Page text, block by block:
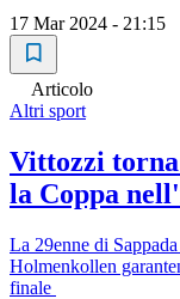
17 Mar 2024 - 21:15
Articolo
Altri sport
Vittozzi
la Coppa
La 29enne di
Holmenkollen
finale